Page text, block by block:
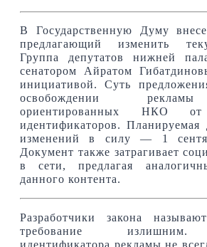
В Государственную Думу
предлагающий изменить
Группа депутатов нижней
сенатором Айратом
инициативой. Суть
освобождении
ориентированных НКО от
идентификаторов. Планируемая
изменений в силу — 1
Документ также затрагивает
в сети, предлагая
данного контента.
Разработчики закона
требование излишним.